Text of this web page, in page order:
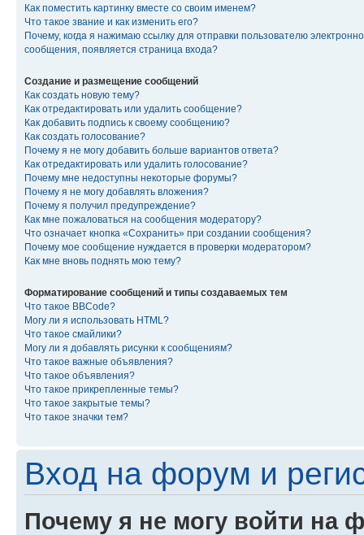
Как поместить картинку вместе со своим именем?
Что такое звание и как изменить его?
Почему, когда я нажимаю ссылку для отправки пользователю
сообщения, появляется страница входа?
Создание и размещение сообщений
Как создать новую тему?
Как отредактировать или удалить сообщение?
Как добавить подпись к своему сообщению?
Как создать голосование?
Почему я не могу добавить больше вариантов ответа?
Как отредактировать или удалить голосование?
Почему мне недоступны некоторые форумы?
Почему я не могу добавлять вложения?
Почему я получил предупреждение?
Как мне пожаловаться на сообщения модератору?
Что означает кнопка «Сохранить» при создании сообщения?
Почему мое сообщение нуждается в проверки модератором?
Как мне вновь поднять мою тему?
Форматирование сообщений и типы создаваемых тем
Что такое BBCode?
Могу ли я использовать HTML?
Что такое смайлики?
Могу ли я добавлять рисунки к сообщениям?
Что такое важные объявления?
Что такое объявления?
Что такое прикрепленные темы?
Что такое закрытые темы?
Что такое значки тем?
Вход на форум и
Почему я не могу войти на